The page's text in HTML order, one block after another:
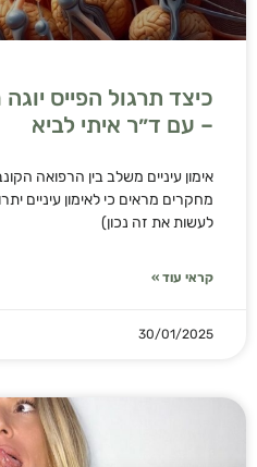
כיצד תרגול הפייס
– עם ד״ר איתי לביא
אימון עיניים משלב בין הרפואה
מחקרים מראים כי לאימון עיניים
לעשות את זה נכון)
קראי עוד »
30/01/2025